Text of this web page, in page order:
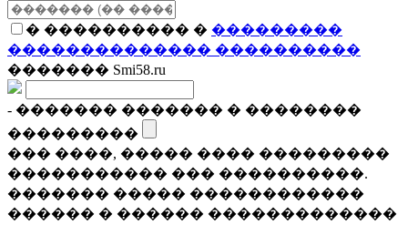
� ���������� � ���������
�������������� ����������
������� Smi58.ru
- ������� ������� � ��������
���������
��� ����, ����� ���� ���������
����������� ��� ����������.
������� ����� ������������
������ � ������ �������������